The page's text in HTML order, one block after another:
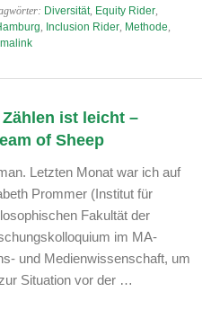
Diversität, Equity Rider,
, Inclusion Rider, Methode,
ist leicht –
of Sheep
Letzten Monat war ich auf
Prommer (Institut für
Fakultät der
im MA-
und Medienwissenschaft, um
Situation vor der …